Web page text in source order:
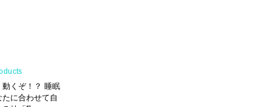
動くぞ！？ 睡眠
に合わせて自